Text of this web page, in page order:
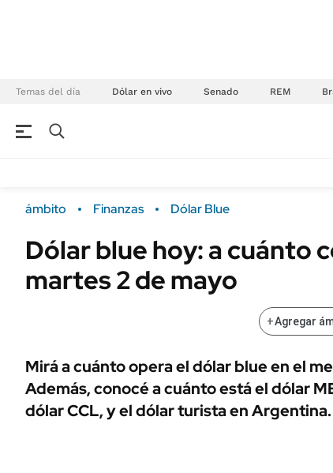
Temas del día Dólar en vivo Senado REM
Campo
FINANZAS
ÁMBITO DEBATE
MEDIAKIT AMBITO DEBATE
Sustentabilidad
POLÍTICA
URUGUAY
ámbito Finanzas Dólar Blue
Dólar blue hoy: a cuánto
martes 2 de mayo
+Agregar
Mirá a cuánto opera el dólar blue en el
Además, conocé a cuánto está el dólar
dólar CCL, y el dólar turista en Argentina.